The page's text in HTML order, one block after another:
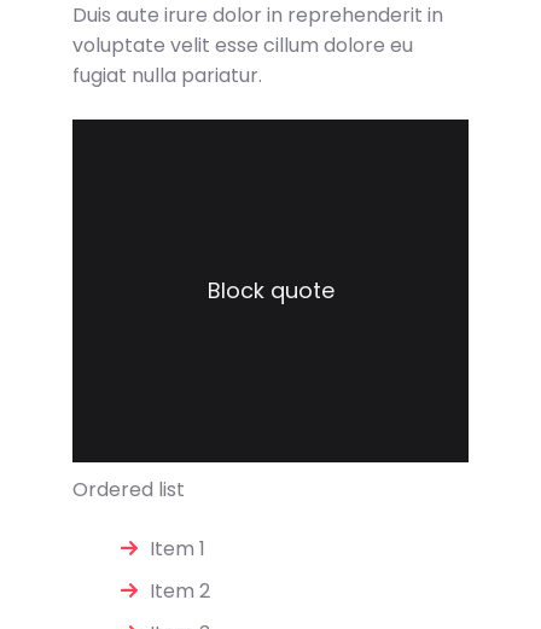
Duis aute irure dolor in reprehenderit in
voluptate velit esse cillum dolore eu
fugiat nulla pariatur.
Block quote
Ordered list
Item 1
Item 2